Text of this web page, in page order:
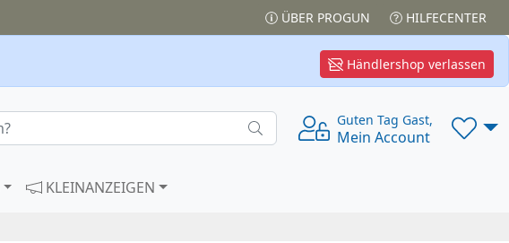
ÜBER PROGUN HILFECENTER
Händlershop verlassen
Guten Tag Gast,
Mein Account
KLEINANZEIGEN